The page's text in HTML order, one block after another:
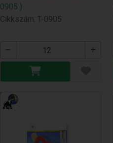
0905 )
Cikkszám: T-0905